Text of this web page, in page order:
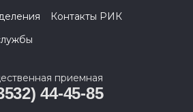
Контакты РИК
приемная
44-45-85